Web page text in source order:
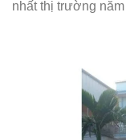
nhất thị trường